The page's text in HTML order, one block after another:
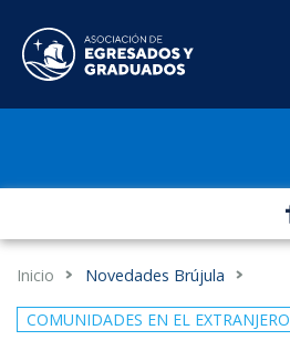
Inicio Novedades Brújula
COMUNIDADES EN EL EXTRANJERO